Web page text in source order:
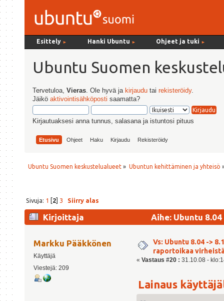
Esittely ► Hanki Ubuntu ► Ohjeet ja tuki ►
Ubuntu Suomen
Tervetuloa,Vieras . Ole hyvä ja kirjaudu tairekisteröidy.
Jäiköaktivointisähköposti saamatta?
Kirjautuaksesi anna tunnus, salasana ja istuntosi pituus
Etusivu Ohjeet Haku Kirjaudu Rekisteröidy
Ubuntu Suomen keskustelualueet » Ubuntun kehittäminen ja yhteisö
Sivuja: 1 [2] 3 Siirry alas
Kirjoittaja
Aihe: Ubuntu
Markku Pääkkönen
Käyttäjä
Viestejä: 209
Vs: Ubuntu 8.04 ->
raportoikaa
« Vastaus #20 : 31.10.08 -
Lainaus